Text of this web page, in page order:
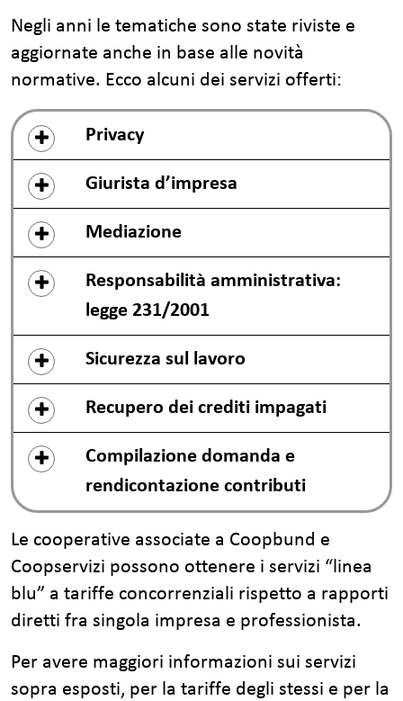
Negli anni le tematiche sono state riviste e
aggiornate anche in base alle novità
normative. Ecco alcuni dei servizi offerti:
Privacy
Giurista d’impresa
Mediazione
Responsabilità amministrativa:
legge 231/2001
Sicurezza sul lavoro
Recupero dei crediti impagati
Compilazione domanda e
rendicontazione contributi
Le cooperative associate a Coopbund e
Coopservizi possono ottenere i servizi “linea
blu” a tariffe concorrenziali rispetto a rapporti
diretti fra singola impresa e professionista.
Per avere maggiori informazioni sui servizi
sopra esposti, per la tariffe degli stessi e per la